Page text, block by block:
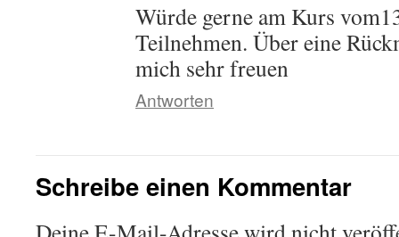
Würde gerne am Kurs
Teilnehmen. Über eine
mich sehr freuen
Antworten
Schreibe einen Kommentar